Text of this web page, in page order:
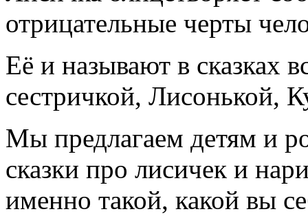
отрицательные черты
Её и называют в сказках
сестричкой, Лисонькой,
Мы предлагаем детям и
сказки про лисичек и
именно такой, какой вы